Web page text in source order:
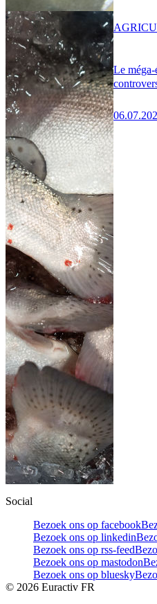
Le méga-
Social
Bezoek ons op facebook
Bezoek ons op linkedin
Bezoek ons op rss-feed
Bezoek ons op mastodon
Bezoek ons op bluesky
© 2026 Euractiv FR